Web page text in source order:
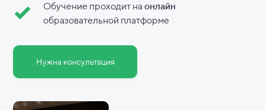
Нужна консультация
Обучение проходит наонлайн
образовательной платформе